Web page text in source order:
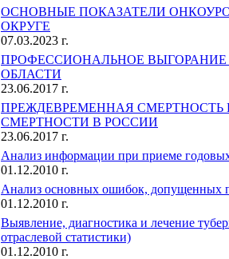
ОСНОВНЫЕ ПОКАЗАТЕЛИ
ОКРУГЕ
07.03.2023 г.
ПРОФЕССИОНАЛЬНОЕ
ОБЛАСТИ
23.06.2017 г.
ПРЕЖДЕВРЕМЕННАЯ
СМЕРТНОСТИ В РОССИИ
23.06.2017 г.
Анализ информации при приеме
01.12.2010 г.
Анализ основных ошибок, допущенных
01.12.2010 г.
Выявление, диагностика и лечение
отраслевой статистики)
01.12.2010 г.